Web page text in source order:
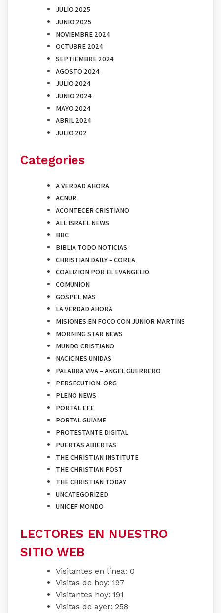
JULIO 2025
JUNIO 2025
NOVIEMBRE 2024
OCTUBRE 2024
SEPTIEMBRE 2024
AGOSTO 2024
JULIO 2024
JUNIO 2024
MAYO 2024
ABRIL 2024
JULIO 202
Categories
A VERDAD AHORA
ACNUR
ACONTECER CRISTIANO
ALL ISRAEL NEWS
BBC
BIBLIA TODO NOTICIAS
CHRISTIAN DAILY – COREA
COALIZION POR EL EVANGELIO
COMUNION
GOSPEL MAS
LA VERDAD AHORA
MISIONES EN FOCO CON JUNIOR MARTINS
MORNING STAR NEWS
MUNDO CRISTIANO
NACIONES UNIDAS
PALABRA VIVA – ANGEL GUERRERO
PERSECUTION. ORG
PLENO NEWS
PORTAL EFE
PORTAL GUIAME
PROTESTANTE DIGITAL
PUERTAS ABIERTAS
THE CHRISTIAN INSTITUTE
THE CHRISTIAN POST
THE CHRISTIAN TODAY
UNCATEGORIZED
UNICEF MONDO
LECTORES EN NUESTRO
SITIO WEB
Visitantes en línea: 0
Visitas de hoy: 197
Visitantes hoy: 191
Visitas de ayer: 258